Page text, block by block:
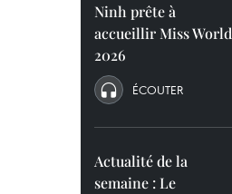
Ninh prête à
accueillir Miss World
2026
ÉCOUTER
Actualité de la
semaine : Le